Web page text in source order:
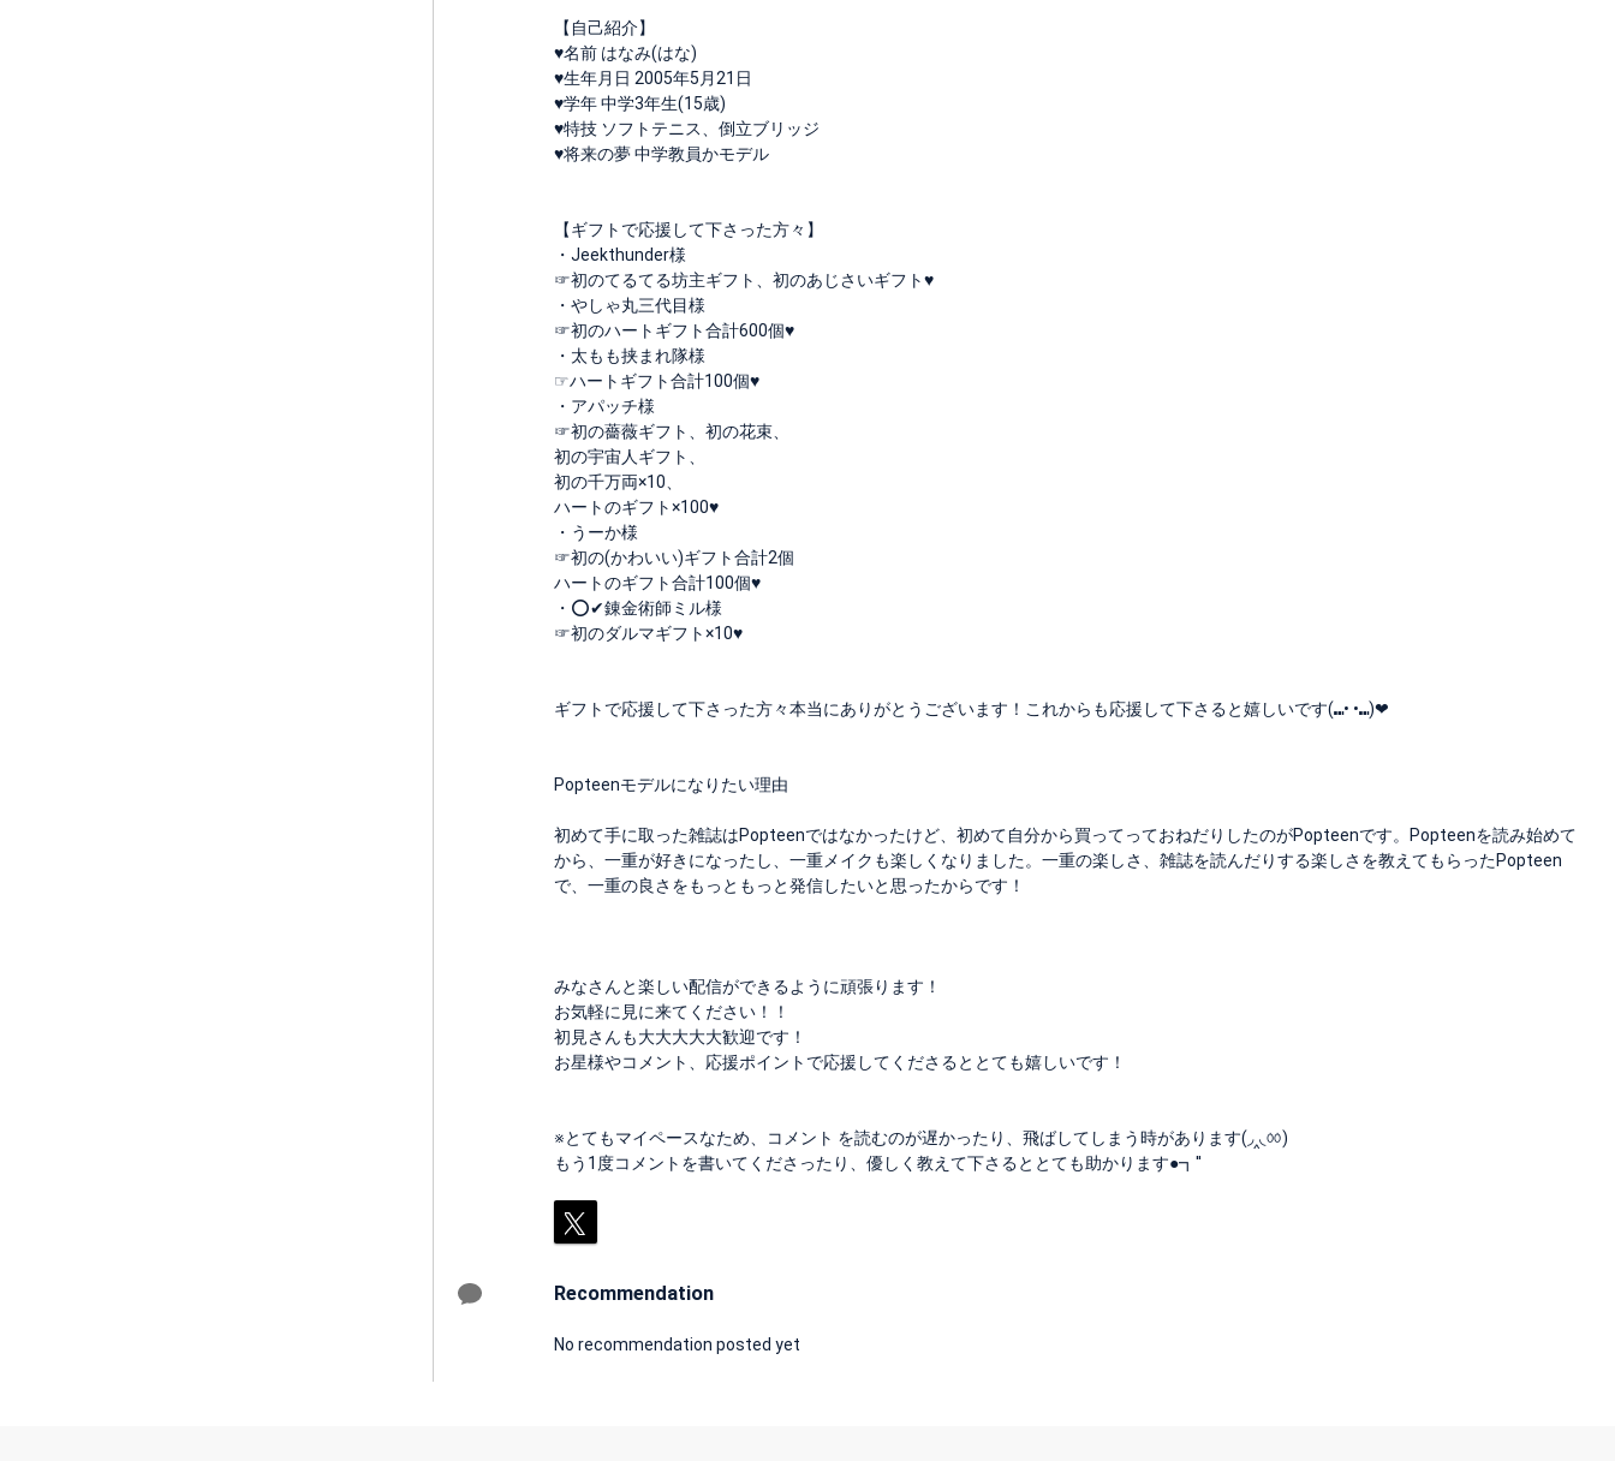
【自己紹介】
♥名前 はなみ(はな)
♥生年月日 2005年5月21日
♥学年 中学3年生(15歳)
♥特技 ソフトテニス、倒立ブリッジ
♥将来の夢 中学教員かモデル
【ギフトで応援して下さった方々】
・Jeekthunder様
☞初のてるてる坊主ギフト、初のあじさいギフト♥
・やしゃ丸三代目様
☞初のハートギフト合計600個♥
・太もも挟まれ隊様
☞ハートギフト合計100個♥
・アパッチ様
☞初の薔薇ギフト、初の花束、
初の宇宙人ギフト、
初の千万両×10、
ハートのギフト×100♥
・うーか様
☞初の(かわいい)ギフト合計2個
ハートのギフト合計100個♥
・⭕✔錬金術師ミル様
☞初のダルマギフト×10♥
ギフトで応援して下さった方々本当にありがとうございます！これからも応援して下さると嬉しいです(⑉• •⑉)❤︎
Popteenモデルになりたい理由
初めて手に取った雑誌はPopteenではなかったけど、初めて自分から買ってっておねだりしたのがPopteenです。Popteenを読み始めて
から、一重が好きになったし、一重メイクも楽しくなりました。一重の楽しさ、雑誌を読んだりする楽しさを教えてもらったPopteen
で、一重の良さをもっともっと発信したいと思ったからです！
みなさんと楽しい配信ができるように頑張ります！
お気軽に見に来てください！！
初見さんも大大大大大歓迎です！
お星様やコメント、応援ポイントで応援してくださるととても嬉しいです！
※とてもマイペースなため、コメント を読むのが遅かったり、飛ばしてしまう時があります(◞‸◟ㆀ)
もう1度コメントを書いてくださったり、優しく教えて下さるととても助かります●┓''
Recommendation
No recommendation posted yet